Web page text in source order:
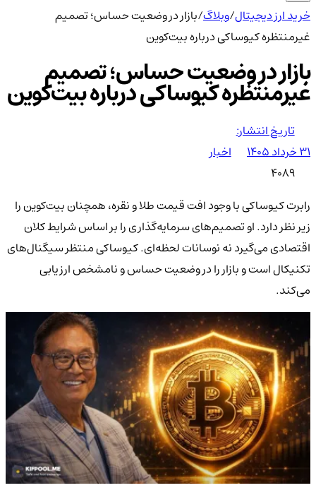
خرید ارز دیجیتال/وبلاگ/بازار در وضعیت حساس؛ تصمیم
غیرمنتظره کیوساکی درباره بیت‌کوین
بازار در وضعیت حساس؛ تصمیم
غیرمنتظره کیوساکی درباره بیت‌کوین
تاریخ انتشار:
۳۱ خرداد ۱۴۰۵
اخبار
4089
رابرت کیوساکی با وجود افت قیمت طلا و نقره، همچنان بیت‌کوین را
زیر نظر دارد. او تصمیم‌های سرمایه‌گذاری را بر اساس شرایط کلان
اقتصادی می‌گیرد نه نوسانات لحظه‌ای. کیوساکی منتظر سیگنال‌های
تکنیکال است و بازار را در وضعیت حساس و نامشخص ارزیابی
می‌کند.